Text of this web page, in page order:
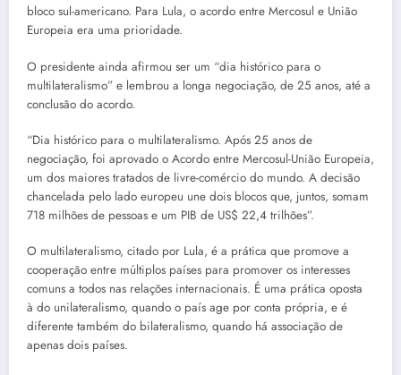
bloco sul-americano. Para Lula, o acordo entre Mercosul e União
Europeia era uma prioridade.
O presidente ainda afirmou ser um “dia histórico para o
multilateralismo” e lembrou a longa negociação, de 25 anos, até a
conclusão do acordo.
“Dia histórico para o multilateralismo. Após 25 anos de
negociação, foi aprovado o Acordo entre Mercosul-União Europeia,
um dos maiores tratados de livre-comércio do mundo. A decisão
chancelada pelo lado europeu une dois blocos que, juntos, somam
718 milhões de pessoas e um PIB de US$ 22,4 trilhões”.
O multilateralismo, citado por Lula, é a prática que promove a
cooperação entre múltiplos países para promover os interesses
comuns a todos nas relações internacionais. É uma prática oposta
à do unilateralismo, quando o país age por conta própria, e é
diferente também do bilateralismo, quando há associação de
apenas dois países.